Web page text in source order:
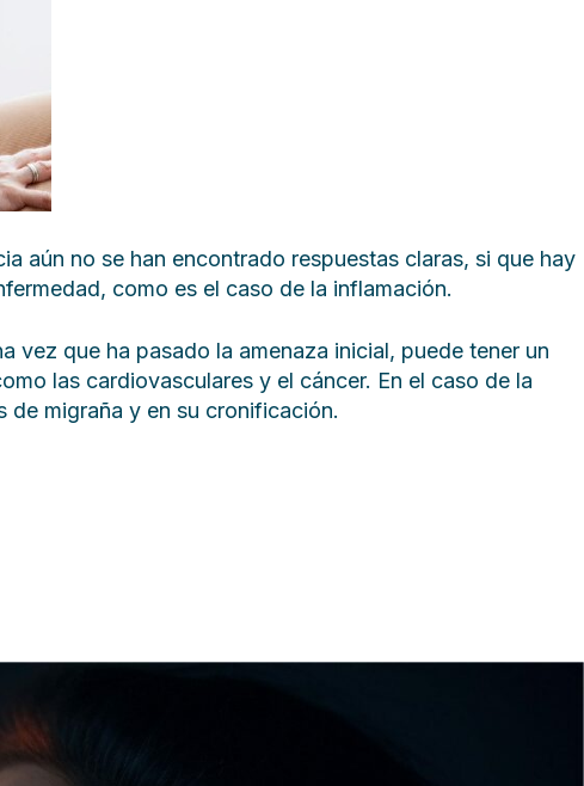
aún no se han encontrado respuestas claras, si que hay
como es el caso de la inflamación.
vez que ha pasado la amenaza inicial, puede tener un
las cardiovasculares y el cáncer. En el caso de la
de migraña y en su cronificación.